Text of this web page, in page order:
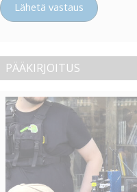
Lähetä vastaus
PÄÄKIRJOITUS